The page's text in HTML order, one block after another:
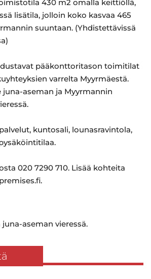
430 m2 omalla keittiöllä,
lisätila, jolloin koko kasvaa 465
suuntaan. (Yhdistettävissä
pääkonttoritason toimitilat
varrelta Myyrmäestä.
juna-aseman ja Myyrmannin
kuntosali, lounasravintola,
020 7290 710. Lisää kohteita
aseman vieressä.